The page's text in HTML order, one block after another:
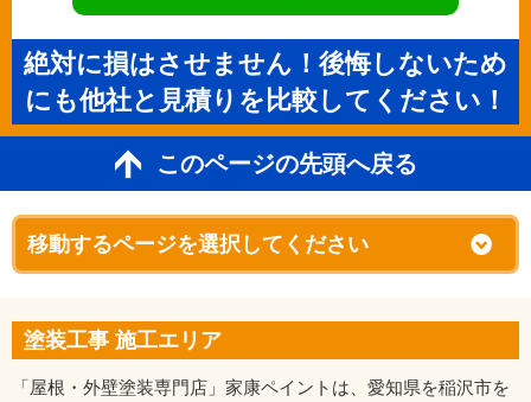
絶対に損はさせません！後悔しないため
にも他社と見積りを比較してください！
このページの先頭へ戻る
塗装工事 施工エリア
「屋根・外壁塗装専門店」家康ペイントは、愛知県を稲沢市を